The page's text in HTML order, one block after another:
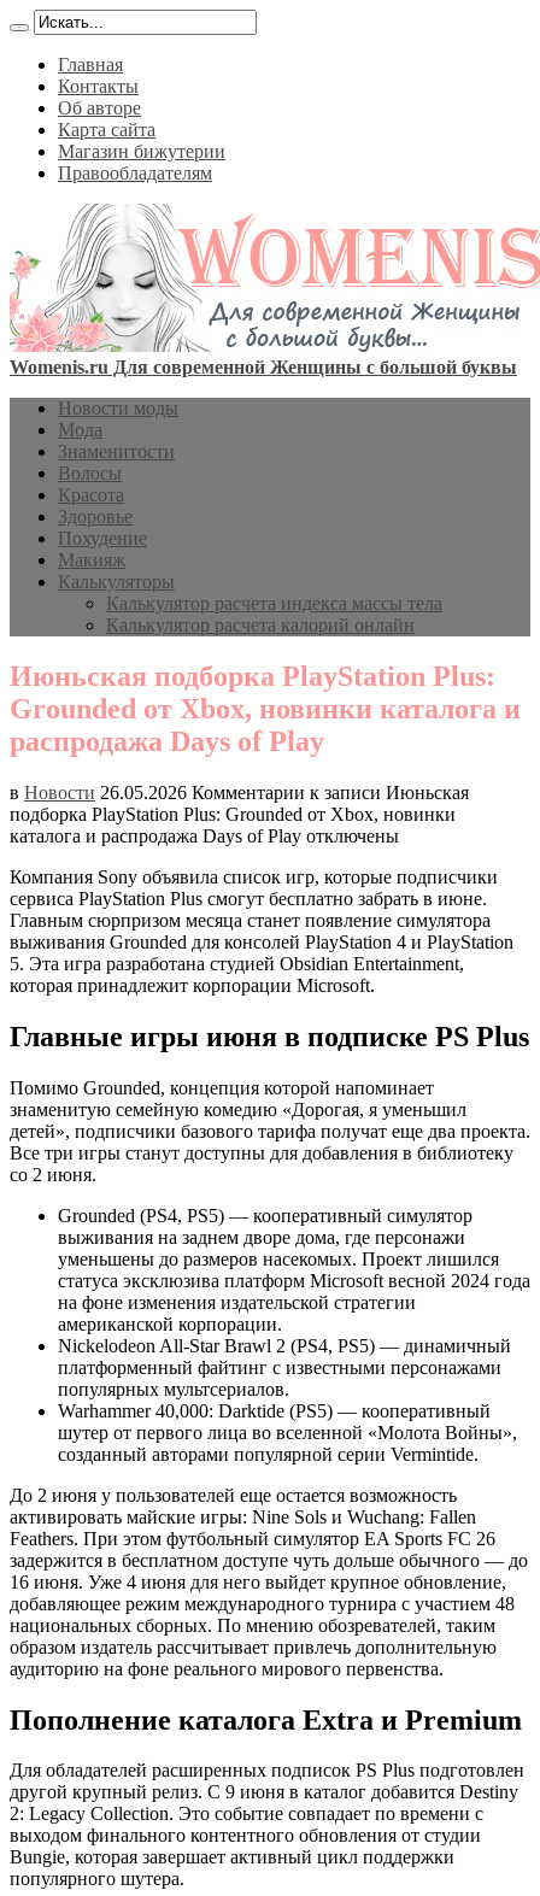
Главная
Контакты
Об авторе
Карта сайта
Магазин бижутерии
Правообладателям
Womenis.ru Для современной Женщины с большой буквы
Новости моды
Мода
Знаменитости
Волосы
Красота
Здоровье
Похудение
Макияж
Калькуляторы
Калькулятор расчета индекса массы тела
Калькулятор расчета калорий онлайн
Июньская подборка PlayStation Plus:
Grounded от Xbox, новинки каталога и
распродажа Days of Play
в Новости 26.05.2026 Комментарии к записи Июньская
подборка PlayStation Plus: Grounded от Xbox, новинки
каталога и распродажа Days of Play отключены
Компания Sony объявила список игр, которые подписчики
сервиса PlayStation Plus смогут бесплатно забрать в июне.
Главным сюрпризом месяца станет появление симулятора
выживания Grounded для консолей PlayStation 4 и PlayStation
5. Эта игра разработана студией Obsidian Entertainment,
которая принадлежит корпорации Microsoft.
Главные игры июня в подписке PS Plus
Помимо Grounded, концепция которой напоминает
знаменитую семейную комедию «Дорогая, я уменьшил
детей», подписчики базового тарифа получат еще два проекта.
Все три игры станут доступны для добавления в библиотеку
со 2 июня.
Grounded (PS4, PS5) — кооперативный симулятор
выживания на заднем дворе дома, где персонажи
уменьшены до размеров насекомых. Проект лишился
статуса эксклюзива платформ Microsoft весной 2024 года
на фоне изменения издательской стратегии
американской корпорации.
Nickelodeon All-Star Brawl 2 (PS4, PS5) — динамичный
платформенный файтинг с известными персонажами
популярных мультсериалов.
Warhammer 40,000: Darktide (PS5) — кооперативный
шутер от первого лица во вселенной «Молота Войны»,
созданный авторами популярной серии Vermintide.
До 2 июня у пользователей еще остается возможность
активировать майские игры: Nine Sols и Wuchang: Fallen
Feathers. При этом футбольный симулятор EA Sports FC 26
задержится в бесплатном доступе чуть дольше обычного — до
16 июня. Уже 4 июня для него выйдет крупное обновление,
добавляющее режим международного турнира с участием 48
национальных сборных. По мнению обозревателей, таким
образом издатель рассчитывает привлечь дополнительную
аудиторию на фоне реального мирового первенства.
Пополнение каталога Extra и Premium
Для обладателей расширенных подписок PS Plus подготовлен
другой крупный релиз. С 9 июня в каталог добавится Destiny
2: Legacy Collection. Это событие совпадает по времени с
выходом финального контентного обновления от студии
Bungie, которая завершает активный цикл поддержки
популярного шутера.